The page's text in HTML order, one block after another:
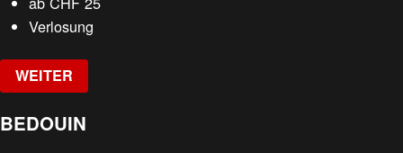
Verlosung
WEITER
BEDOUIN